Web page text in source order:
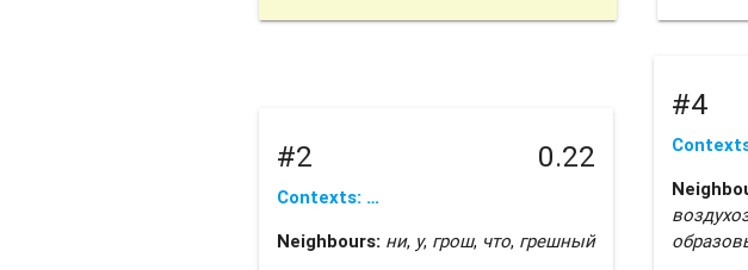
#2 0.22
Contexts: …
Neighbours: ни, у, грош, что, грешный
#4